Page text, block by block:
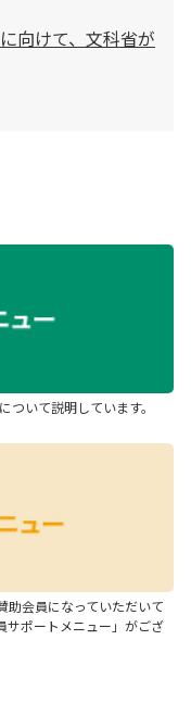
向けて、文科省が
ついて説明しています。
助会員になっていただいて
サポートメニュー」がござ